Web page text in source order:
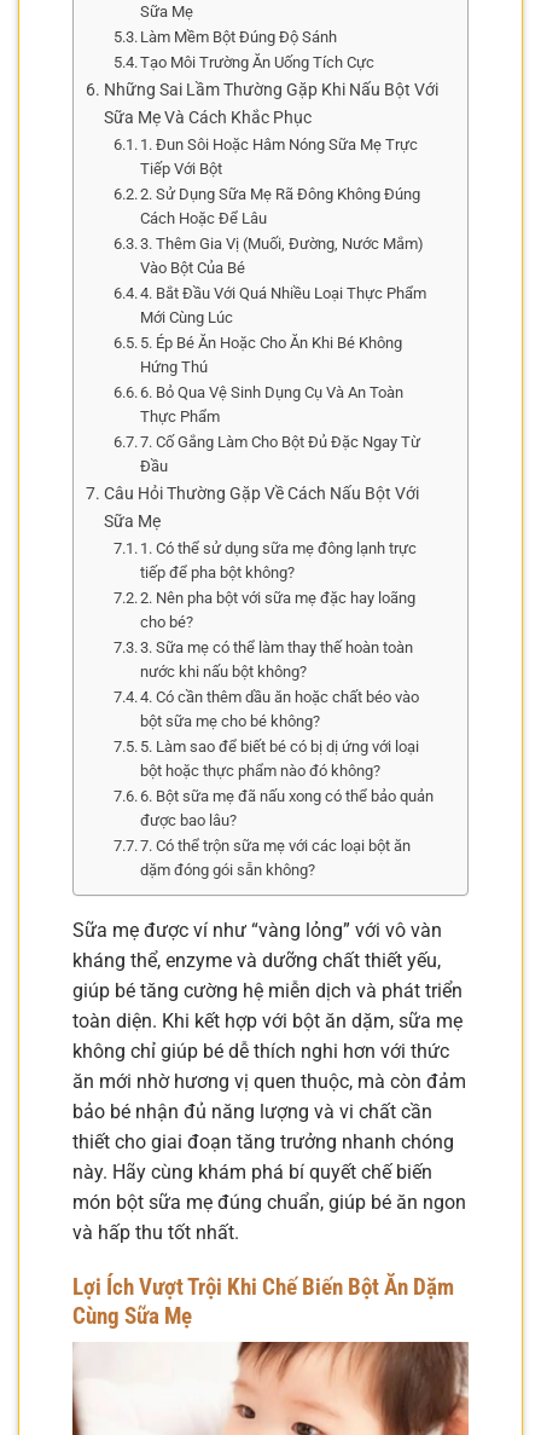
Sữa Mẹ
Làm Mềm Bột Đúng Độ Sánh
Tạo Môi Trường Ăn Uống Tích Cực
Những Sai Lầm Thường Gặp Khi Nấu Bột Với
Sữa Mẹ Và Cách Khắc Phục
1. Đun Sôi Hoặc Hâm Nóng Sữa Mẹ Trực
Tiếp Với Bột
2. Sử Dụng Sữa Mẹ Rã Đông Không Đúng
Cách Hoặc Để Lâu
3. Thêm Gia Vị (Muối, Đường, Nước Mắm)
Vào Bột Của Bé
4. Bắt Đầu Với Quá Nhiều Loại Thực Phẩm
Mới Cùng Lúc
5. Ép Bé Ăn Hoặc Cho Ăn Khi Bé Không
Hứng Thú
6. Bỏ Qua Vệ Sinh Dụng Cụ Và An Toàn
Thực Phẩm
7. Cố Gắng Làm Cho Bột Đủ Đặc Ngay Từ
Đầu
Câu Hỏi Thường Gặp Về Cách Nấu Bột Với
Sữa Mẹ
1. Có thể sử dụng sữa mẹ đông lạnh trực
tiếp để pha bột không?
2. Nên pha bột với sữa mẹ đặc hay loãng
cho bé?
3. Sữa mẹ có thể làm thay thế hoàn toàn
nước khi nấu bột không?
4. Có cần thêm dầu ăn hoặc chất béo vào
bột sữa mẹ cho bé không?
5. Làm sao để biết bé có bị dị ứng với loại
bột hoặc thực phẩm nào đó không?
6. Bột sữa mẹ đã nấu xong có thể bảo quản
được bao lâu?
7. Có thể trộn sữa mẹ với các loại bột ăn
dặm đóng gói sẵn không?
Sữa mẹ được ví như “vàng lỏng” với vô vàn
kháng thể, enzyme và dưỡng chất thiết yếu,
giúp bé tăng cường hệ miễn dịch và phát triển
toàn diện. Khi kết hợp với bột ăn dặm, sữa mẹ
không chỉ giúp bé dễ thích nghi hơn với thức
ăn mới nhờ hương vị quen thuộc, mà còn đảm
bảo bé nhận đủ năng lượng và vi chất cần
thiết cho giai đoạn tăng trưởng nhanh chóng
này. Hãy cùng khám phá bí quyết chế biến
món bột sữa mẹ đúng chuẩn, giúp bé ăn ngon
và hấp thu tốt nhất.
Lợi Ích Vượt Trội Khi Chế Biến Bột Ăn Dặm
Cùng Sữa Mẹ